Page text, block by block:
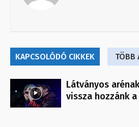
KAPCSOLÓDÓ CIKKEK TÖBB
Látványos
vissza hozzánk a